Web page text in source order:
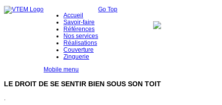
Accueil
Savoir-faire
Références
Nos services
Réalisations
Couverture
Zinguerie
Mobile menu
LE DROIT DE SE SENTIR BIEN SOUS SON TOIT
.
Go Top